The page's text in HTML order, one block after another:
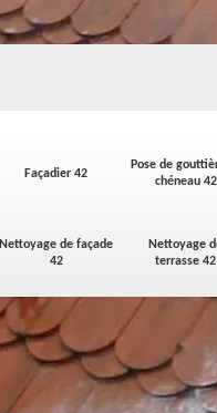
Façadier 42
Pose de
chéneau 42
Nettoyage de façade
42
Nettoyage
terrasse 42